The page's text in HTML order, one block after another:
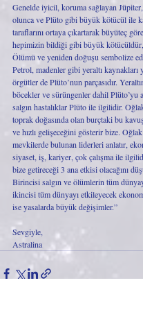
Genelde iyicil, koruma sağlayan
olunca ve Plüto gibi büyük kötücül ile
taraflarını ortaya çıkartarak büyüteç
hepimizin bildiği gibi büyük kötücüldür,
Ölümü ve yeniden doğuşu sembolize
Petrol, madenler gibi yeraltı kaynakları
örgütler de Plüto’nun parçasıdır.
böcekler ve sürüngenler dahil Plüto’yu
salgın hastalıklar Plüto ile ilgilidir.
toprak doğasında olan burçtaki bu
ve hızlı gelişeceğini gösterir bize.
mevkilerde bulunan liderleri anlatır,
siyaset, iş, kariyer, çok çalışma ile
bize getireceği 3 ana etkisi olacağını
Birincisi salgın ve ölümlerin tüm
ikincisi tüm dünyayı etkileyecek
ise yasalarda büyük değişimler.”
Sevgiyle,
Astralina